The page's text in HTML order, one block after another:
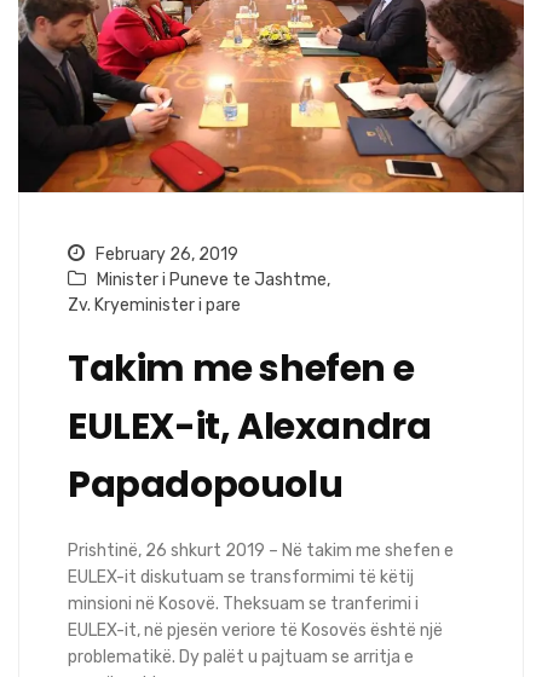
February 26, 2019
Minister i Puneve te Jashtme,
Zv. Kryeminister i pare
Takim me shefen e
EULEX-it, Alexandra
Papadopouolu
Prishtinë, 26 shkurt 2019 – Në takim me shefen e
EULEX-it diskutuam se transformimi të këtij
minsioni në Kosovë. Theksuam se tranferimi i
EULEX-it, në pjesën veriore të Kosovës është një
problematikë. Dy palët u pajtuam se arritja e